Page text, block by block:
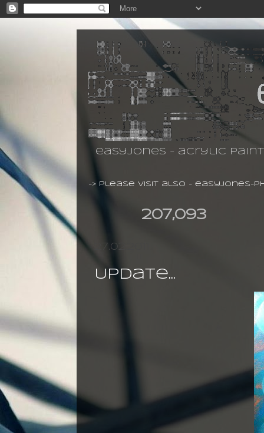
easyjones - acrylic
-> please visit also - easyjones-
207,093
27.02.2011
Update...